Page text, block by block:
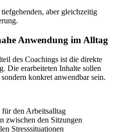
aber gleichzeitig
Anwendung im Alltag
des Coachings ist die direkte
Die erarbeiteten Inhalte sollen
konkret anwendbar sein.
den Arbeitsalltag
zwischen den Sitzungen
Stresssituationen